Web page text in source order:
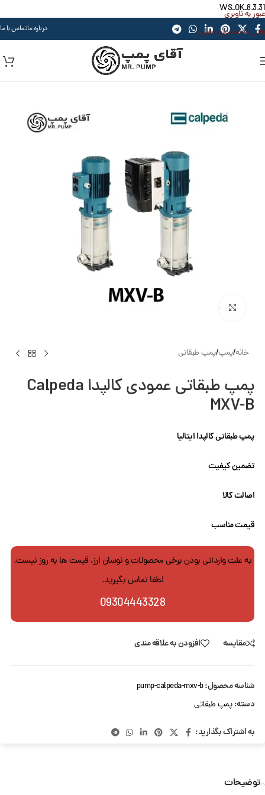
WS_OK_8.3.31
عبور به ناوبری
رفتن به محتوای اصلی
درباره ماتماس با ما
بزرگنمایی تصویر
خانه/پمپ/پمپ طبقاتی
پمپ طبقاتی عمودی کالپدا Calpeda
MXV-B
پمپ طبقاتی کالپدا ایتالیا
تضمین کیفیت
اصالت کالا
قیمت مناسب
به علت وارداتی بودن برخی محصولات و نوسان ارز، قیمت ها به روز نیست.
لطفا تماس بگیرید.
09304443328
مقایسه افزودن به علاقه مندی
شناسه محصول:pump-calpeda-mxv-b
دسته: پمپ طبقاتی
به اشتراک بگذارید:
توضیحات